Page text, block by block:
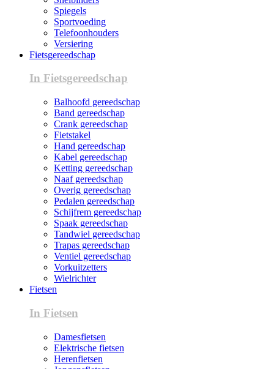
Spiegels
Sportvoeding
Telefoonhouders
Versiering
Fietsgereedschap
In Fietsgereedschap
Balhoofd gereedschap
Band gereedschap
Crank gereedschap
Fietstakel
Hand gereedschap
Kabel gereedschap
Ketting gereedschap
Naaf gereedschap
Overig gereedschap
Pedalen gereedschap
Schijfrem gereedschap
Spaak gereedschap
Tandwiel gereedschap
Trapas gereedschap
Ventiel gereedschap
Vorkuitzetters
Wielrichter
Fietsen
In Fietsen
Damesfietsen
Elektrische fietsen
Herenfietsen